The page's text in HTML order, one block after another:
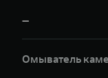
—
Омыватель